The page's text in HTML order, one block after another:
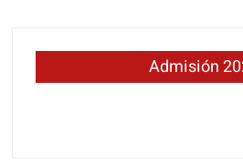
Admisión